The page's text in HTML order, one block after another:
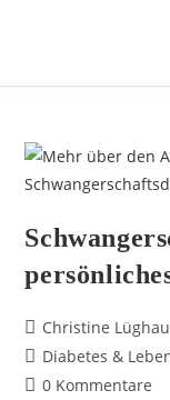
Christine
Diabetes &
0 Kommentare